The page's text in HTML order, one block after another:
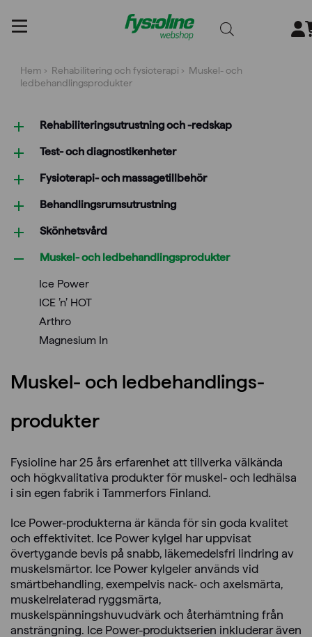
innehållet
Hem › Rehabilitering och fysioterapi › Muskel- och
ledbehandlings­produkter
Rehabiliterings­utrustning och -redskap
Test- och diagnostikenheter
Fysioterapi- och massagetillbehör
Behandlings­rumsutrustning
Skönhetsvård
Muskel- och ledbehandlings­produkter
Ice Power
ICE ’n’ HOT
Arthro
Magnesium In
Muskel- och ledbehandlings­
produkter
Fysioline har 25 års erfarenhet att tillverka välkända
och högkvalitativa produkter för muskel- och ledhälsa
i sin egen fabrik i Tammerfors Finland.
Ice Power-produkterna är kända för sin goda kvalitet
och effektivitet. Ice Power kylgel har uppvisat
övertygande bevis på snabb, läkemedelsfri lindring av
muskelsmärtor. Ice Power kylgeler används vid
smärtbehandling, exempelvis nack- och axelsmärta,
muskelrelaterad ryggsmärta,
muskelspänningshuvudvärk och återhämtning från
ansträngning. Ice Power-produktserien inkluderar även